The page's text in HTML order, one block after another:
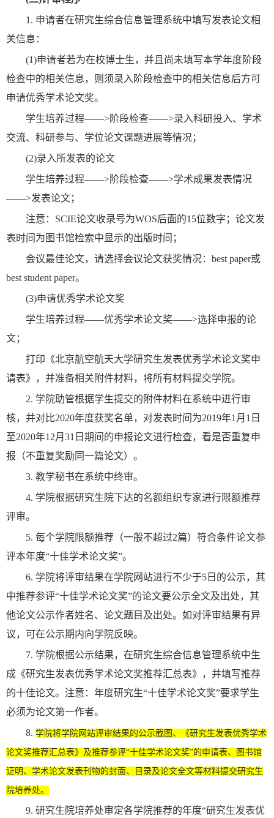
1. 申请者在研究生综合信息管理系统中填写发表论文相
关信息：
(1)申请者若为在校博士生，并且尚未填写本学年度阶段
检查中的相关信息，则须录入阶段检查中的相关信息后方可
申请优秀学术论文奖。
学生培养过程——>阶段检查——>录入科研投入、学术
交流、科研参与、学位论文课题进展等情况；
(2)录入所发表的论文
学生培养过程——>阶段检查——>学术成果发表情况
——>发表论文；
注意：SCIE论文收录号为WOS后面的15位数字；论文发
表时间为图书馆检索中显示的出版时间；
会议最佳论文，请选择会议论文获奖情况：best paper或
best student paper。
(3)申请优秀学术论文奖
学生培养过程——优秀学术论文奖——>选择申报的论
文；
打印《北京航空航天大学研究生发表优秀学术论文奖申
请表》，并准备相关附件材料，将所有材料提交学院。
2. 学院助管根据学生提交的附件材料在系统中进行审
核，并对比2020年度获奖名单，对发表时间为2019年1月1日
至2020年12月31日期间的申报论文进行检查，看是否重复申
报（不重复奖励同一篇论文）。
3. 教学秘书在系统中终审。
4. 学院根据研究生院下达的名额组织专家进行限额推荐
评审。
5. 每个学院限额推荐（一般不超过2篇）符合条件论文参
评本年度“十佳学术论文奖”。
6. 学院将评审结果在学院网站进行不少于5日的公示，其
中推荐参评“十佳学术论文奖”的论文要公示全文及出处，其
他论文公示作者姓名、论文题目及出处。如对评审结果有异
议，可在公示期内向学院反映。
7. 学院根据公示结果，在研究生综合信息管理系统中生
成《研究生发表优秀学术论文奖推荐汇总表》，并填写推荐
的十佳论文。注意：年度研究生“十佳学术论文奖”要求学生
必须为论文第一作者。
8. 学院将学院网站评审结果的公示截图、《研究生发表优秀学术
论文奖推荐汇总表》及推荐参评“十佳学术论文奖”的申请表、图书馆
证明、学术论文发表刊物的封面、目录及论文全文等材料提交研究生
院培养处。
9. 研究生院培养处审定各学院推荐的年度“研究生发表优